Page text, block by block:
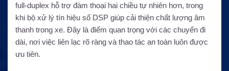
full-duplex hỗ trợ đàm thoại hai chiều tự nhiên hơn, trong
khi bộ xử lý tín hiệu số DSP giúp cải thiện chất lượng âm
thanh trong xe. Đây là điểm quan trọng với các chuyến đi
dài, nơi việc liên lạc rõ ràng và thao tác an toàn luôn được
ưu tiên.